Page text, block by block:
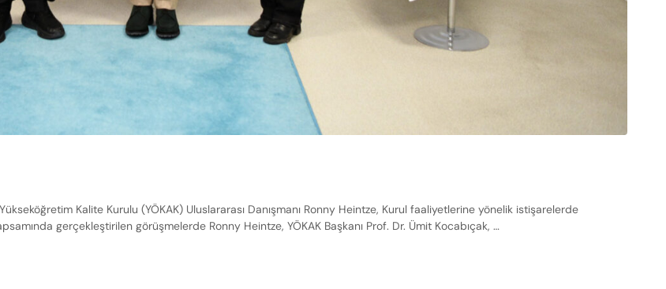
Kalite Kurulu (YÖKAK) Uluslararası Danışmanı Ronny Heintze, Kurul faaliyetlerine yönelik istişarelerde
gerçekleştirilen görüşmelerde Ronny Heintze, YÖKAK Başkanı Prof. Dr. Ümit Kocabıçak, …